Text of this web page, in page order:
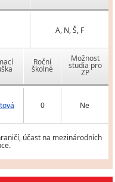
A, N, Š, F
Roční
školné
Možnost
studia pro
ZP
0 Ne
účast na mezinárodních